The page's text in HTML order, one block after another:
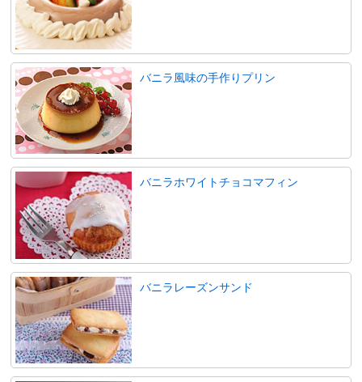
バニラ風味の手作りプリン
バニラホワイトチョコマフィン
バニラレーズンサンド